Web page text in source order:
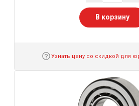
В корзину
Узнать цену со скидкой для